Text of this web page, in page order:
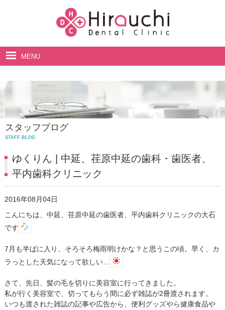
MENU
院長・スタッフ紹介
診療案内
アクセス・診療時間
スタッフブログ
STAFF BLOG
ゆくりん | 中延、荏原中延の歯科・歯医者、
平内歯科クリニック
2016年08月04日
こんにちは、中延、荏原中延の歯医者、平内歯科クリニックの大石
です
7月も半ばに入り、そろそろ梅雨明けかな？と思うこの頃。早く、カ
ラっとした天気になって欲しい…
さて、先日、髪の毛を切りに美容室に行ってきました。
私が行く美容室で、切ってもらう間に必ず雑誌が2冊渡されます。
いつも渡された雑誌の記事や広告から、便利グッズやら健康食品や